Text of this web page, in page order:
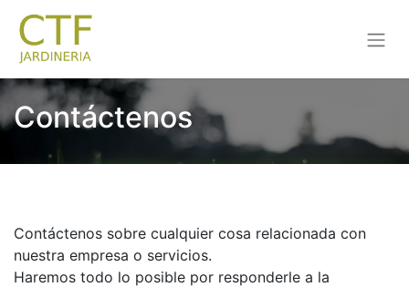
Contáctenos
Contáctenos sobre cualquier cosa relacionada con
nuestra empresa o servicios.
Haremos todo lo posible por responderle a la